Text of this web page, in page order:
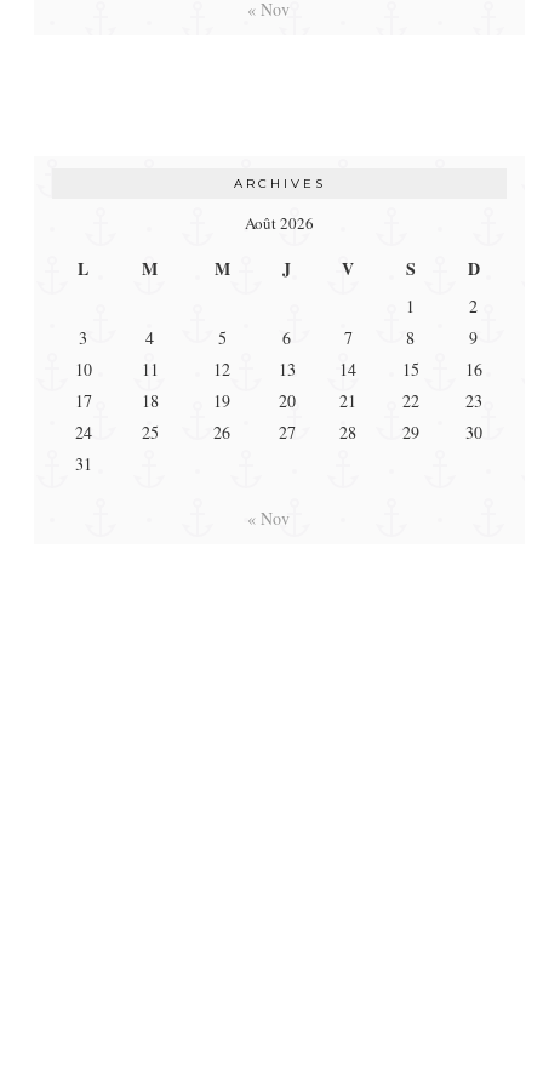
« Nov
ARCHIVES
Août 2026
L M M J V S D
1
2
3
4 5 6 7 8
9
10
11 12 13 14 15
16
17
18 19 20 21 22
23
24
25 26 27 28 29
30
31
« Nov